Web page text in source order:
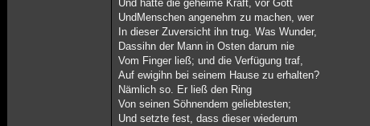
Und hatte die geheime Kraft, vor Gott
UndMenschen angenehm zu machen, wer
In dieser Zuversicht ihn trug. Was Wunder,
Dassihn der Mann in Osten darum nie
Vom Finger ließ; und die Verfügung traf,
Auf ewigihn bei seinem Hause zu erhal­ten?
Nämlich so. Er ließ den Ring
Von seinen Söhnendem geliebtesten;
Und setzte fest, dass dieser wiederum